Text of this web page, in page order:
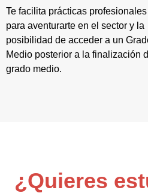
Te facilita prácticas profesionales
para aventurarte en el sector y la
posibilidad de acceder a un
Medio posterior a la finalización
grado medio.
¿Quieres